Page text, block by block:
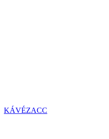
KÁVÉZACC